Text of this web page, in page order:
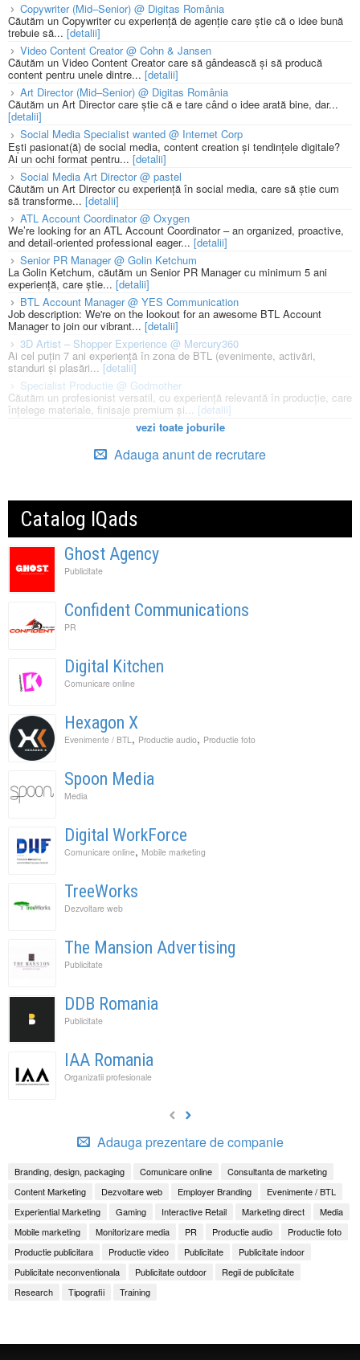
Copywriter (Mid–Senior) @ Digitas România
Căutăm un Copywriter cu experiență de agenție care știe că o idee bună
trebuie să... [detalii]
Video Content Creator @ Cohn & Jansen
Căutăm un Video Content Creator care să gândească și să producă
content pentru unele dintre... [detalii]
Art Director (Mid–Senior) @ Digitas România
Căutăm un Art Director care știe că e tare când o idee arată bine, dar...
[detalii]
Social Media Specialist wanted @ Internet Corp
Ești pasionat(ă) de social media, content creation și tendințele digitale?
Ai un ochi format pentru... [detalii]
Social Media Art Director @ pastel
Căutăm un Art Director cu experiență în social media, care să știe cum
să transforme... [detalii]
ATL Account Coordinator @ Oxygen
We’re looking for an ATL Account Coordinator – an organized, proactive,
and detail-oriented professional eager... [detalii]
Senior PR Manager @ Golin Ketchum
La Golin Ketchum, căutăm un Senior PR Manager cu minimum 5 ani
experiență, care știe... [detalii]
BTL Account Manager @ YES Communication
Job description: We're on the lookout for an awesome BTL Account
Manager to join our vibrant... [detalii]
3D Artist – Shopper Experience @ Mercury360
Ai cel puțin 7 ani experiență în zona de BTL (evenimente, activări,
standuri și plasări...[detalii]
Specialist Productie @ Godmother
Căutăm un profesionist versatil, cu experiență relevantă în producție, care
înțelege materiale, finisaje premium și... [detalii]
vezi toate joburile
Adauga anunt de recrutare
Catalog IQads
Ghost Agency
Publicitate
Confident Communications
PR
Digital Kitchen
Comunicare online
Hexagon X
Evenimente / BTL, Productie audio, Productie foto
Spoon Media
Media
Digital WorkForce
Comunicare online, Mobile marketing
TreeWorks
Dezvoltare web
The Mansion Advertising
Publicitate
DDB Romania
Publicitate
IAA Romania
Organizatii profesionale
Adauga prezentare de companie
Branding, design, packaging Comunicare online
Consultanta de marketing
Content Marketing
Dezvoltare web Employer Branding
Evenimente / BTL
Experiential Marketing
Gaming Interactive Retail Marketing direct
Media
Mobile marketing
Monitorizare media PR Productie audio
Productie foto
Productie publicitara
Productie video Publicitate
Publicitate indoor
Publicitate neconventionala
Publicitate outdoor
Regii de publicitate
Research
Tipografii Training